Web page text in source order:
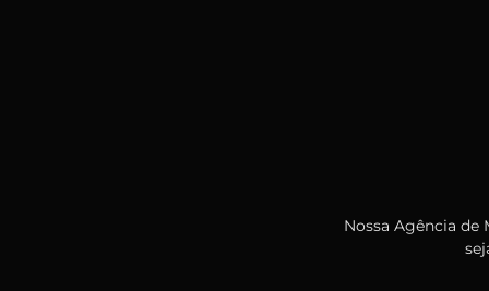
Nossa Agência de